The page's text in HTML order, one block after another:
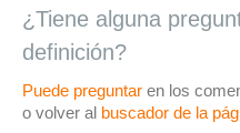
¿Tiene alguna
definición?
Puede preguntar en los
o volver al buscador de la